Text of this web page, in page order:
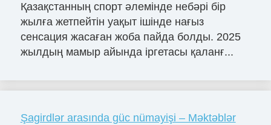
Қазақстанның спорт әлемінде небәрі бір
жылға жетпейтін уақыт ішінде нағыз
сенсация жасаған жоба пайда болды. 2025
жылдың мамыр айында іргетасы қаланғ...
Şagirdlər arasında güc nümayişi – Məktəblər